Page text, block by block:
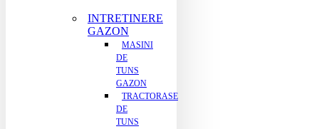
INTRETINERE
GAZON
MASINI
DE
TUNS
GAZON
TRACTORASE
DE
TUNS